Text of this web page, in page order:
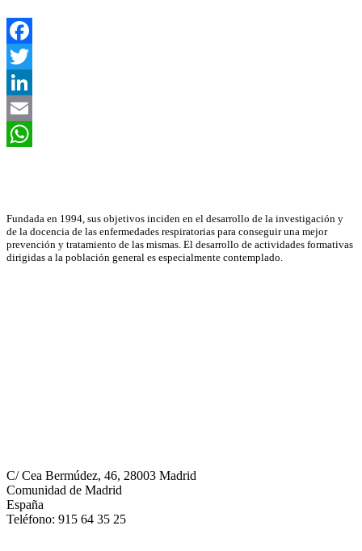
Facebook
Twitter
LinkedIn
Email
Fundada en 1994, sus objetivos inciden en el desarrollo de la investigación y
de la docencia de las enfermedades respiratorias para conseguir una mejor
prevención y tratamiento de las mismas. El desarrollo de actividades formativas
dirigidas a la población general es especialmente contemplado.
C/ Cea Bermúdez, 46, 28003 Madrid
Comunidad de Madrid
España
Teléfono: 915 64 35 25